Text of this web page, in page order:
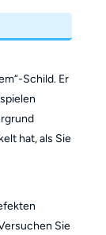
Schild. Er
hat, als Sie
Sie